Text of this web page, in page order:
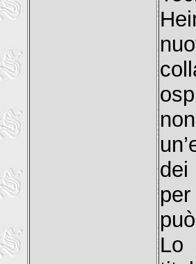
dei
Lo